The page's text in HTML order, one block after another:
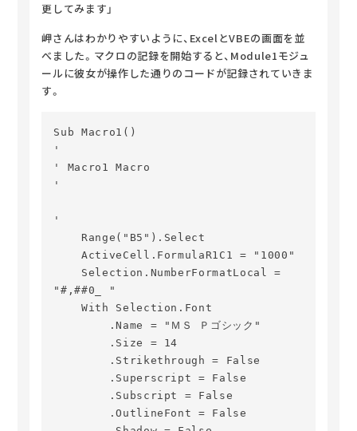
更してみます」
岬さんはわかりやすいように、ExcelとVBEの画面を並
べました。 マクロの記録を開始すると、Module1モジュ
ールに彼女が操作した通りのコードが記録されていきま
す。
Sub Macro1()
'
' Macro1 Macro
'
'
    ActiveCell.FormulaR1C1 = "1000"
"#,##0_ "
    With Selection.Font